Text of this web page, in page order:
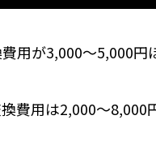
用が3,000〜5,000円
費用は2,000〜8,000